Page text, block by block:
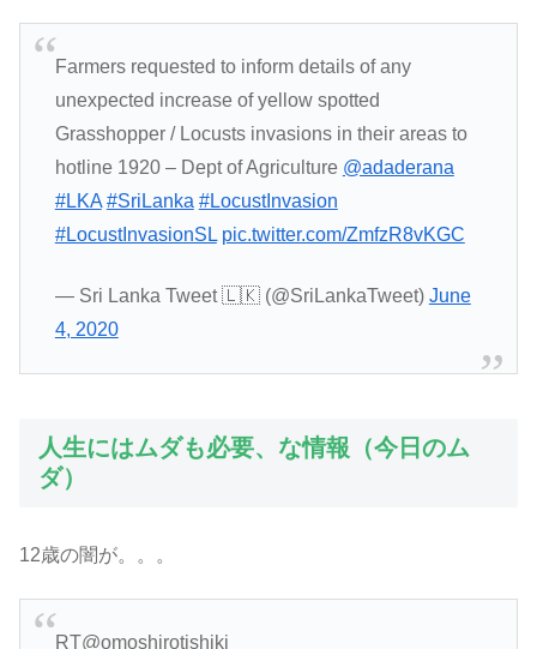
Farmers requested to inform details of any
unexpected increase of yellow spotted
Grasshopper / Locusts invasions in their areas to
hotline 1920 – Dept of Agriculture @adaderana
#LKA #SriLanka #LocustInvasion
#LocustInvasionSL pic.twitter.com/ZmfzR8vKGC
— Sri Lanka Tweet 🇱🇰 (@SriLankaTweet) June
4, 2020
人生にはムダも必要、な情報（今日のム
ダ）
12歳の闇が。。。
RT@omoshirotishiki